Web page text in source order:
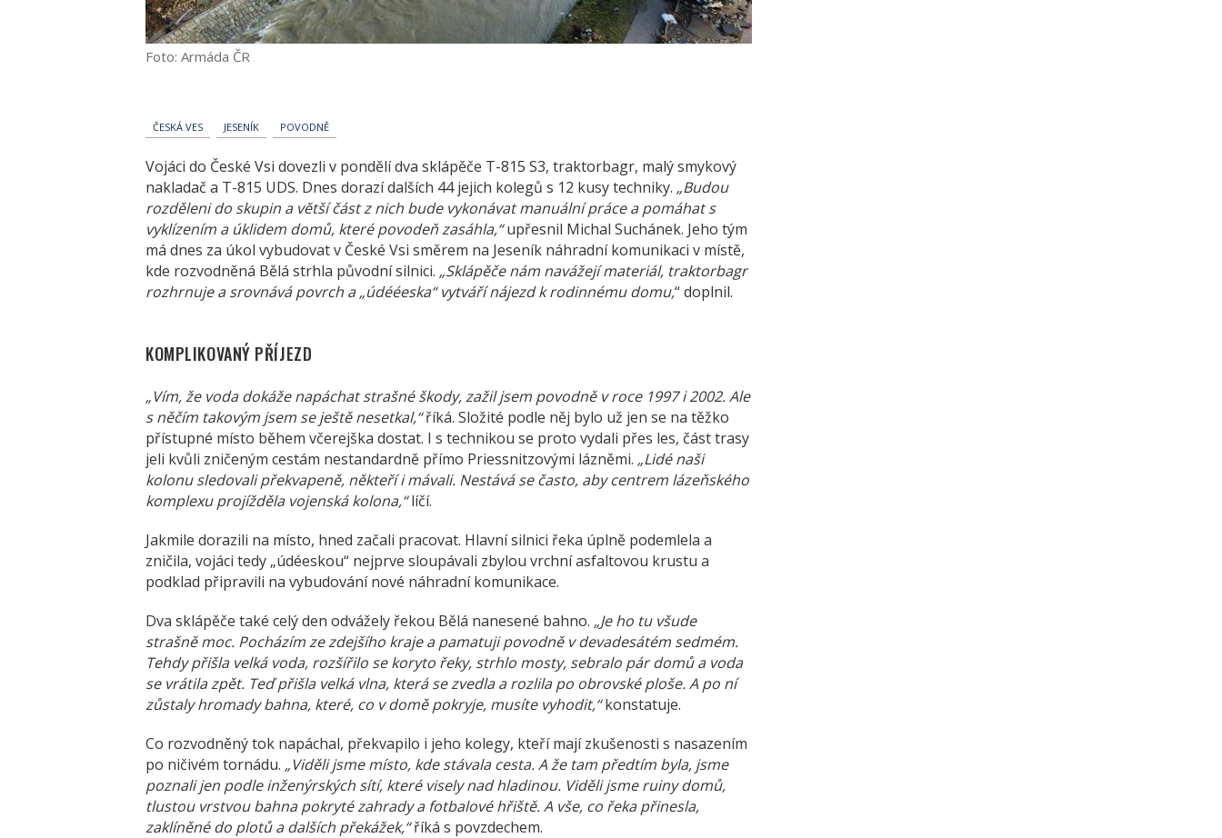
Foto: Armáda ČR
ČESKÁ VES JESENÍK POVODNĚ
Vojáci do České Vsi dovezli v pondělí dva sklápěče T-815 S3, traktorbagr, malý smykový
nakladač a T-815 UDS. Dnes dorazí dalších 44 jejich kolegů s 12 kusy techniky. „Budou
rozděleni do skupin a větší část z nich bude vykonávat manuální práce a pomáhat s
vyklízením a úklidem domů, které povodeň zasáhla,“upřesnil Michal Suchánek. Jeho tým
má dnes za úkol vybudovat v České Vsi směrem na Jeseník náhradní komunikaci v místě,
kde rozvodněná Bělá strhla původní silnici. „Sklápěče nám navážejí materiál, traktorbagr
rozhrnuje a srovnává povrch a „údééeska“ vytváří nájezd k rodinnému domu,“ doplnil.
KOMPLIKOVANÝ PŘÍJEZD
„Vím, že voda dokáže napáchat strašné škody, zažil jsem povodně v roce 1997 i 2002. Ale
s něčím takovým jsem se ještě nesetkal,“říká. Složité podle něj bylo už jen se na těžko
přístupné místo během včerejška dostat. I s technikou se proto vydali přes les, část trasy
jeli kvůli zničeným cestám nestandardně přímo Priessnitzovými lázněmi. „Lidé naši
kolonu sledovali překvapeně, někteří i mávali. Nestává se často, aby centrem lázeňského
komplexu projížděla vojenská kolona,“líčí.
Jakmile dorazili na místo, hned začali pracovat. Hlavní silnici řeka úplně podemlela a
zničila, vojáci tedy „údéeskou“ nejprve sloupávali zbylou vrchní asfaltovou krustu a
podklad připravili na vybudování nové náhradní komunikace.
Dva sklápěče také celý den odvážely řekou Bělá nanesené bahno. „Je ho tu všude
strašně moc. Pocházím ze zdejšího kraje a pamatuji povodně v devadesátém sedmém.
Tehdy přišla velká voda, rozšířilo se koryto řeky, strhlo mosty, sebralo pár domů a voda
se vrátila zpět. Teď přišla velká vlna, která se zvedla a rozlila po obrovské ploše. A po ní
zůstaly hromady bahna, které, co v domě pokryje, musíte vyhodit,“konstatuje.
Co rozvodněný tok napáchal, překvapilo i jeho kolegy, kteří mají zkušenosti s nasazením
po ničivém tornádu. „Viděli jsme místo, kde stávala cesta. A že tam předtím byla, jsme
poznali jen podle inženýrských sítí, které visely nad hladinou. Viděli jsme ruiny domů,
tlustou vrstvou bahna pokryté zahrady a fotbalové hřiště. A vše, co řeka přinesla,
zaklíněné do plotů a dalších překážek,“říká s povzdechem.